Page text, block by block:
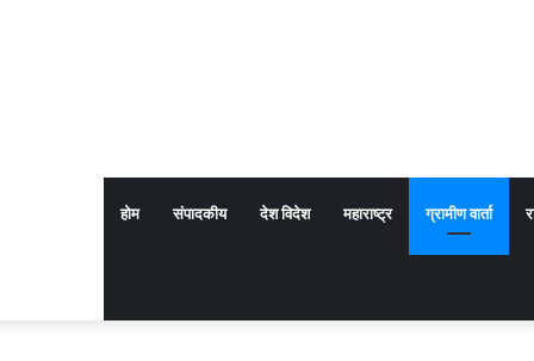
होम संपादकीय देश विदेश महाराष्ट्र ग्रामीण वार्ता